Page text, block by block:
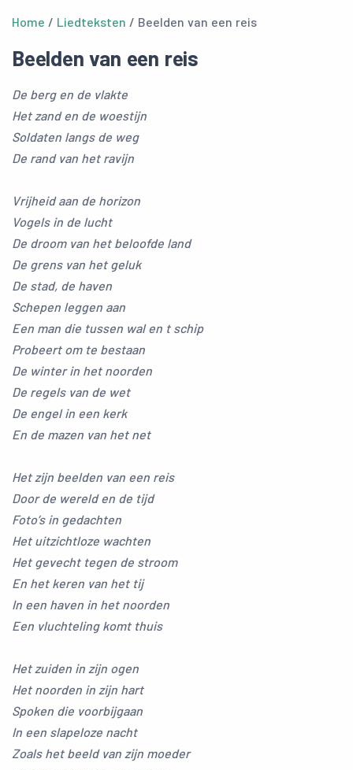
Home / Liedteksten / Beelden van een reis
Beelden van een reis
De berg en de vlakte
Het zand en de woestijn
Soldaten langs de weg
De rand van het ravijn
Vrijheid aan de horizon
Vogels in de lucht
De droom van het beloofde land
De grens van het geluk
De stad, de haven
Schepen leggen aan
Een man die tussen wal en t schip
Probeert om te bestaan
De winter in het noorden
De regels van de wet
De engel in een kerk
En de mazen van het net
Het zijn beelden van een reis
Door de wereld en de tijd
Foto’s in gedachten
Het uitzichtloze wachten
Het gevecht tegen de stroom
En het keren van het tij
In een haven in het noorden
Een vluchteling komt thuis
Het zuiden in zijn ogen
Het noorden in zijn hart
Spoken die voorbijgaan
In een slapeloze nacht
Zoals het beeld van zijn moeder